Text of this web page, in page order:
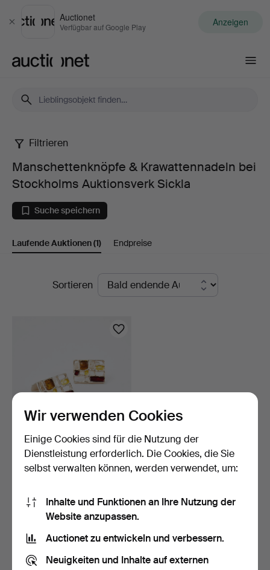
Schließen
Auctionet
Verfügbar auf Google Play Anzeigen
Manschettenknöpfe
Krawattennadeln
bei
Auktionsverk
Filtrieren
Manschettenknöpfe & Krawattennadeln bei
Stockholms Auktionsverk Sickla
Suche speichern
Laufende Auktionen(1) Endpreise
LaufendeSortieren
MANSCHETTENKNÖPFE .
1 Paar, Sterlingsilber…
6 Tage
74 USD
Sie können auch inBeendete Auktionen aus unserem
Wir verwenden Cookies
Einige Cookies sind für die Nutzung der
Dienstleistung erforderlich. Die Cookies, die Sie
selbst verwalten können, werden verwendet, um:
Inhalte und Funktionen an Ihre Nutzung der
Website anzupassen.
Auctionet zu entwickeln und verbessern.
Neuigkeiten und Inhalte auf externen